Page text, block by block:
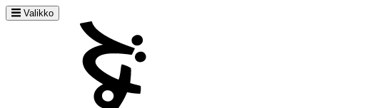
Valikko